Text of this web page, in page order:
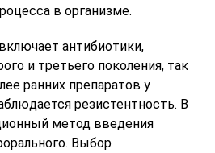
в организме.
антибиотики,
и третьего поколения, так
ранних препаратов у
резистентность. В
метод введения
Выбор